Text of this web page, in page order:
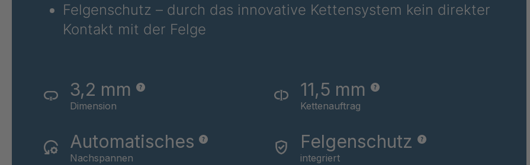
Felgenschutz – durch das innovative Kettensystem kein direkter
Kontakt mit der Felge
3,2 mm
Dimension
11,5 mm
Kettenauftrag
Automatisches
Nachspannen
Felgenschutz
integriert